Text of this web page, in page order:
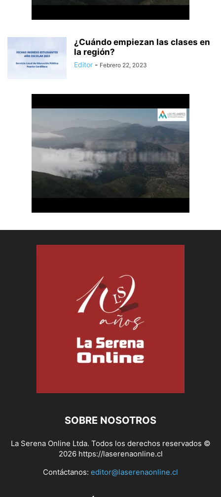
¿Cuándo empiezan las clases en
la región?
Editor - Febrero 22, 2023
SOBRE NOSOTROS
La Serena Online Ltda. Todos los derechos reservados ©
2026 https://laserenaonline.cl
Contáctanos: editor@laserenaonline.cl